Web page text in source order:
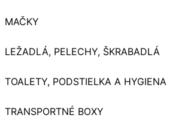
MAČKY
LEŽADLÁ, PELECHY, ŠKRABADLÁ
TOALETY, PODSTIELKA A HYGIENA
TRANSPORTNÉ BOXY